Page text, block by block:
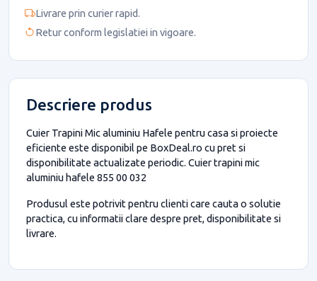
Livrare prin curier rapid.
Retur conform legislatiei in vigoare.
Descriere produs
Cuier Trapini Mic aluminiu Hafele pentru casa si proiecte
eficiente este disponibil pe BoxDeal.ro cu pret si
disponibilitate actualizate periodic. Cuier trapini mic
aluminiu hafele 855 00 032
Produsul este potrivit pentru clienti care cauta o solutie
practica, cu informatii clare despre pret, disponibilitate si
livrare.